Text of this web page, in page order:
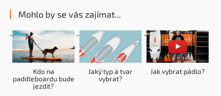
u
Mohlo by se vás zajímat...
Kdo na
paddleboardu bude
jezdit?
Jaký typ a tvar
vybrat?
Jak vybrat pádlo?